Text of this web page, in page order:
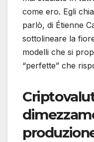
come ero. Egli
parlò, di Étienne
sottolineare la
modelli che si
“perfette” che